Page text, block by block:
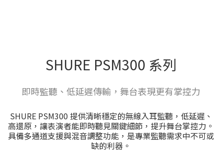
SHURE PSM300 系列
即時監聽、低延遲傳輸，舞台表現更有掌控力
SHURE PSM300 提供清晰穩定的無線入耳監聽，低延遲、
高還原，讓表演者能即時聽見關鍵細節，提升舞台掌控力。
具備多通道支援與混音調整功能，是專業監聽需求中不可或
缺的利器。